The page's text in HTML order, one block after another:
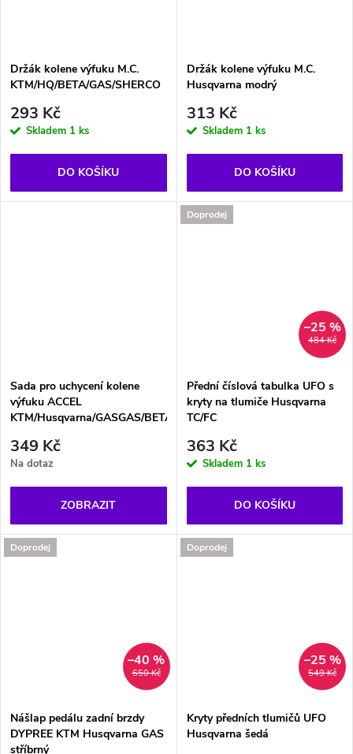
Držák kolene výfuku M.C.
KTM/HQ/BETA/GAS/SHERCO
293 Kč
Skladem 1 ks
DO KOŠÍKU
Držák kolene výfuku M.C.
Husqvarna modrý
313 Kč
Skladem 1 ks
DO KOŠÍKU
Sada pro uchycení kolene
výfuku ACCEL
KTM/Husqvarna/GASGAS/BETA
349 Kč
Na dotaz
ZOBRAZIT
Doprodej
484 Kč
–25 %
Přední číslová tabulka UFO s
kryty na tlumiče Husqvarna
TC/FC
363 Kč
Skladem 1 ks
DO KOŠÍKU
Doprodej
650 Kč
–40 %
Nášlap pedálu zadní brzdy
DYPREE KTM Husqvarna GAS
stříbrný
Doprodej
549 Kč
–25 %
Kryty předních tlumičů UFO
Husqvarna šedá